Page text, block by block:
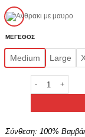
ΜΕΓΕΘΟΣ
Medium Large
Σύνθεση: 100%